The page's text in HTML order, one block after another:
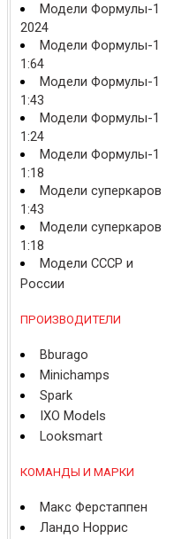
Модели Формулы-1
2024
Модели Формулы-1
1:64
Модели Формулы-1
1:43
Модели Формулы-1
1:24
Модели Формулы-1
1:18
Модели суперкаров
1:43
Модели суперкаров
1:18
Модели СССР и
России
ПРОИЗВОДИТЕЛИ
Bburago
Minichamps
Spark
IXO Models
Looksmart
КОМАНДЫ И МАРКИ
Макс Ферстаппен
Ландо Норрис